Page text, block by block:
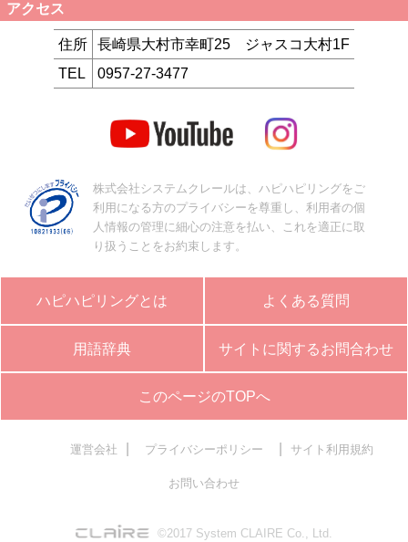
アクセス
住所
長崎県大村市幸町25 ジャスコ大村1F
TEL
0957-27-3477
株式会社システムクレールは、ハピハピリングをご
利用になる方のプライバシーを尊重し、利用者の個
人情報の管理に細心の注意を払い、これを適正に取
り扱うことをお約束します。
ハピハピリングとは よくある質問
用語辞典 サイトに関するお問合わせ
このページのTOPへ
運営会社 プライバシーポリシー サイト利用規約
お問い合わせ
©2017 System CLAIRE Co., Ltd.